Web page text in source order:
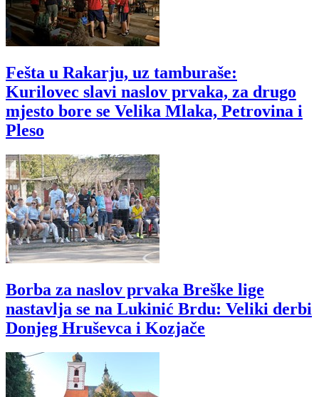
Fešta u Rakarju, uz tamburaše:
Kurilovec slavi naslov prvaka, za drugo
mjesto bore se Velika Mlaka, Petrovina i
Pleso
Borba za naslov prvaka Breške lige
nastavlja se na Lukinić Brdu: Veliki derbi
Donjeg Hruševca i Kozjače